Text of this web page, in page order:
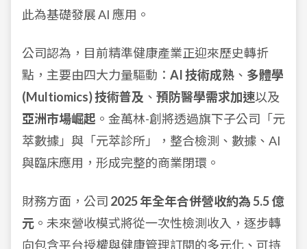
此為基礎發展 AI 應用。
公司認為，目前精準健康產業正迎來歷史轉折
點，主要由四大力量驅動： AI 技術成熟 、 多體學
(Multiomics) 技術普及 、 預防醫學需求加速以及
亞洲市場崛起 。金萬林-創將透過旗下子公司「元
萃數據」與「元萃診所」，整合檢測、數據、AI
與臨床應用，形成完整的商業閉環。
財務方面，公司 2025 年全年合併營收約為 5.5 億
元 。未來營收模式將從一次性檢測收入，逐步轉
向包含平台授權與健康管理訂閱的多元化、可持